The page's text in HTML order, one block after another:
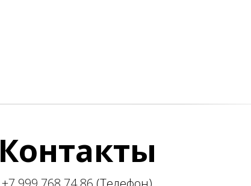
Контакты